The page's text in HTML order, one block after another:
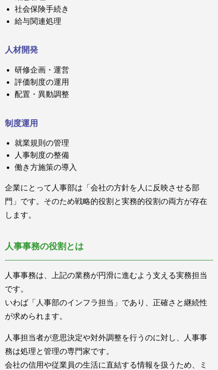
社会保険手続き
給与関連処理
人材開発
研修企画・運営
評価制度の運用
配置・異動調整
制度運用
就業規則の管理
人事制度の整備
働き方施策の導入
企業にとって人事部は「会社の方針を人に反映させる部
門」です。そのため戦略的役割と実務的役割の両方が存在
します。
人事事務の役割とは
人事事務は、上記の業務が円滑に進むよう支える実務担当
です。
いわば「人事部のインフラ担当」であり、正確さと継続性
が求められます。
人事担当者が意思決定や対外調整を行うのに対し、人事事
務は処理と管理の専門家です。
会社の信用や従業員の生活に直結する情報を扱うため、ミ